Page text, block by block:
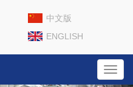
中文版
ENGLISH